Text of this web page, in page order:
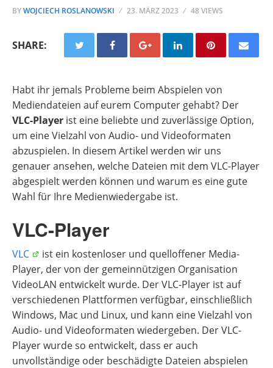
BYWOJCIECH ROSLANOWSKI 23. MÄRZ 2023 48 VIEWS
SHARE:
Habt ihr jemals Probleme beim Abspielen von
Mediendateien auf eurem Computer gehabt? Der
VLC-Player ist eine beliebte und zuverlässige Option,
um eine Vielzahl von Audio- und Videoformaten
abzuspielen. In diesem Artikel werden wir uns
genauer ansehen, welche Dateien mit dem VLC-Player
abgespielt werden können und warum es eine gute
Wahl für Ihre Medienwiedergabe ist.
VLC-Player
VLC
ist ein kostenloser und quelloffener Media-
Player, der von der gemeinnützigen Organisation
VideoLAN entwickelt wurde. Der VLC-Player ist auf
verschiedenen Plattformen verfügbar, einschließlich
Windows, Mac und Linux, und kann eine Vielzahl von
Audio- und Videoformaten wiedergeben. Der VLC-
Player wurde so entwickelt, dass er auch
unvollständige oder beschädigte Dateien abspielen